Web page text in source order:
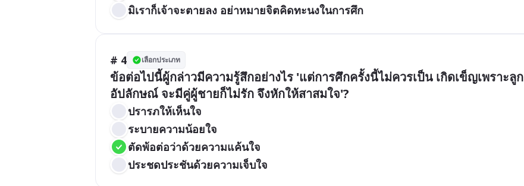
มิเราก็เจ้าจะตายลง อย่าหมายจิตคิดทะนงในการศึก
# 4 เลือกประเภท
ข้อต่อไปนี้ผู้กล่าวมีความรู้สึกอย่างไร 'แต่การศึกครั้งนี้ไม่ควรเป็น เกิดเข็ญเพราะลูก
อัปลักษณ์ จะมีคู่ผู้ชายก็ไม่รัก จึงหักให้สาสมใจ'?
ปรารภให้เห็นใจ
ระบายความน้อยใจ
ตัดพ้อต่อว่าด้วยความแค้นใจ
ประชดประชันด้วยความเจ็บใจ